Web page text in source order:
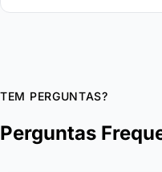
TEM PERGUNTAS?
Perguntas